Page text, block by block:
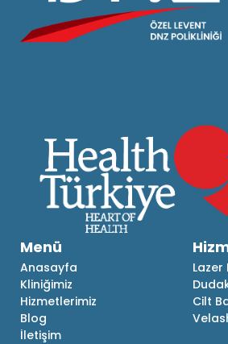
Menü
Anasayfa
Kliniğimiz
Hizmetlerimiz
Blog
İletişim
Lazer
Cilt